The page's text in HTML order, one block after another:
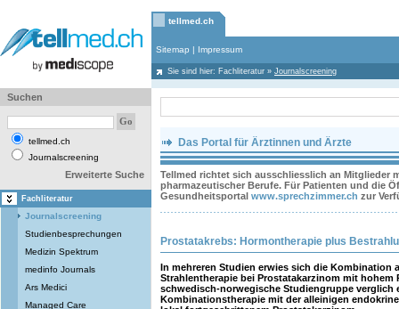
tellmed.ch
Sitemap | Impressum
Sie sind hier: Fachliteratur » Journalscreening
Suchen
tellmed.ch
Journalscreening
Erweiterte Suche
Fachliteratur
Journalscreening
Studienbesprechungen
Medizin Spektrum
medinfo Journals
Ars Medici
Managed Care
Das Portal für Ärztinnen und Ärzte
Tellmed richtet sich ausschliesslich an Mitglieder
pharmazeutischer Berufe. Für Patienten und die
Gesundheitsportal www.sprechzimmer.ch zur
Prostatakrebs: Hormontherapie plus
In mehreren Studien erwies sich die Kombination
Strahlentherapie bei Prostatakarzinom mit hohem
schwedisch-norwegische Studiengruppe verglich
Kombinationstherapie mit der alleinigen